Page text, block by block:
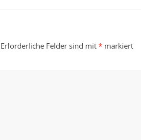
Erforderliche Felder sind mit * markiert